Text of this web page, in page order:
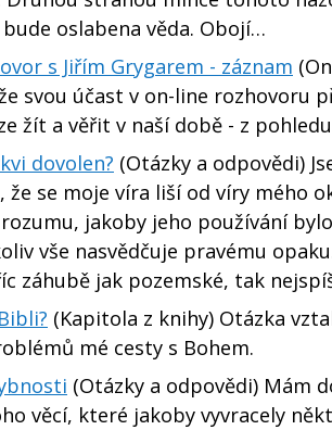
oslabena věda. Obojí…
s Jiřím Grygarem - záznam
svou účast v on-line rozhovoru
žít a věřit v naší době - z
dovolen? (Otázky a odpovědi)
že se moje víra liší od víry mého
jakoby jeho používání
vše nasvědčuje pravému
záhubě jak pozemské, tak
(Kapitola z knihy) Otázka
mé cesty s Bohem.
(Otázky a odpovědi) Mám
věcí, které jakoby vyvracely